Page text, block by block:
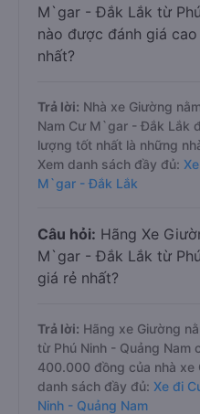
M`gar - Đắk Lắk từ
nào được đánh giá
nhất?
Trả lời: Nhà xe Giường
Nam Cư M`gar - Đắk Lắk
lượng tốt nhất là những
Xem danh sách đầy đủ:
M`gar - Đắk Lắk
Câu hỏi: Hãng Xe
M`gar - Đắk Lắk từ
giá rẻ nhất?
Trả lời: Hãng xe Giường
từ Phú Ninh - Quảng Nam
400.000 đồng của nhà xe
danh sách đầy đủ: Xe đi
Ninh - Quảng Nam